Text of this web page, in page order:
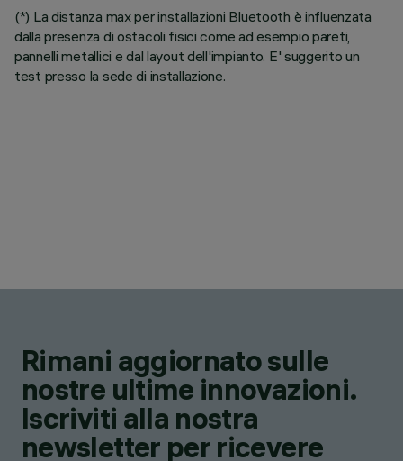
(*) La distanza max per installazioni Bluetooth è influenzata
dalla presenza di ostacoli fisici come ad esempio pareti,
pannelli metallici e dal layout dell'impianto. E' suggerito un
test presso la sede di installazione.
Rimani aggiornato sulle
nostre ultime innovazioni.
Iscriviti alla nostra
newsletter per ricevere